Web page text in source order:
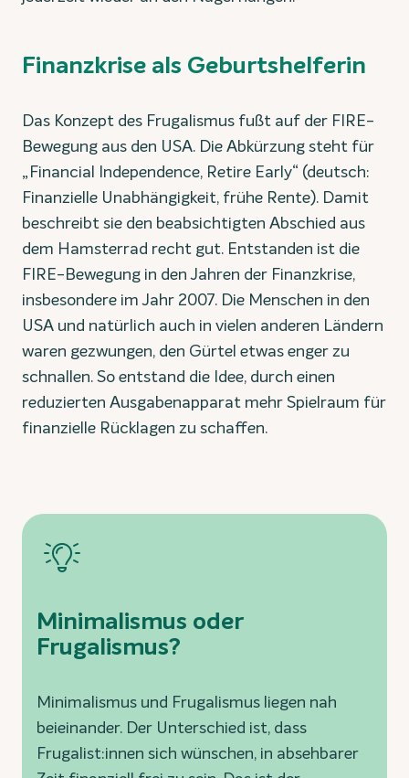
Finanzkrise als Geburtshelferin
Das Konzept des Frugalismus fußt auf der FIRE-
Bewegung aus den USA. Die Abkürzung steht für
„Financial Independence, Retire Early“ (deutsch:
Finanzielle Unabhängigkeit, frühe Rente). Damit
beschreibt sie den beabsichtigten Abschied aus
dem Hamsterrad recht gut. Entstanden ist die
FIRE-Bewegung in den Jahren der Finanzkrise,
insbesondere im Jahr 2007. Die Menschen in den
USA und natürlich auch in vielen anderen Ländern
waren gezwungen, den Gürtel etwas enger zu
schnallen. So entstand die Idee, durch einen
reduzierten Ausgabenapparat mehr Spielraum für
finanzielle Rücklagen zu schaffen.
Minimalismus oder
Frugalismus?
Minimalismus und Frugalismus liegen nah
beieinander. Der Unterschied ist, dass
Frugalist:innen sich wünschen, in absehbarer